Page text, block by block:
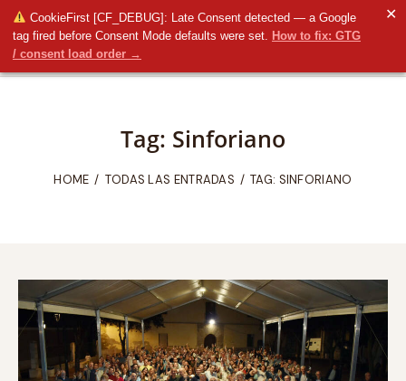
CookieFirst [CF_DEBUG]: Late Consent detected — a Google
tag fired before Consent Mode defaults were set. How to fix: GTG
/ consent load order →
✕
Tag: Sinforiano
HOME TODAS LAS ENTRADAS TAG: SINFORIANO